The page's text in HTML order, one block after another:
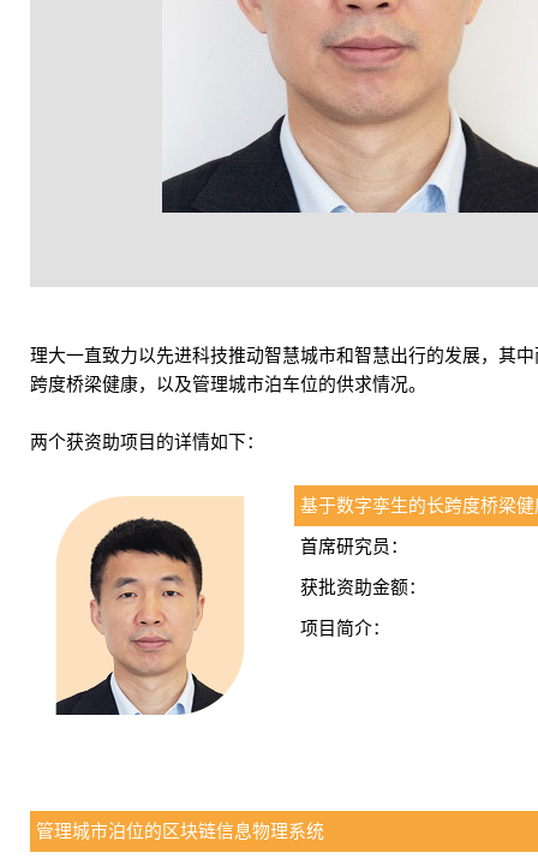
理大一直致力以先进科技推动智慧城市和智慧出行的发展，其
跨度桥梁健康，以及管理城市泊车位的供求情况。
两个获资助项目的详情如下：
基于数字孪生的长跨度桥梁
首席研究员：
获批资助金额：
项目简介：
管理城市泊位的区块链信息物理系统